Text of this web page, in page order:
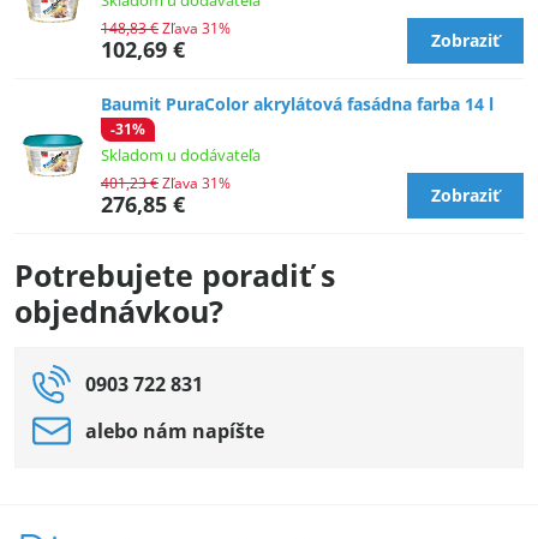
102,69 €
148,83 €Zľava 31%
Zobraziť
Baumit PuraColor akrylátová fasádna farba 14 l
-31%
Skladom u dodávateľa
276,85 €
401,23 €Zľava 31%
Zobraziť
Potrebujete poradiť s
objednávkou?
0903 722 831
alebo nám napíšte